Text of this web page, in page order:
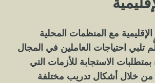
مع المنظمات المحلية
تلبي احتياجات العاملين في المجال
بمتطلبات الاستجابة للأزمات التي
من خلال أشكال تدريب مختلفة